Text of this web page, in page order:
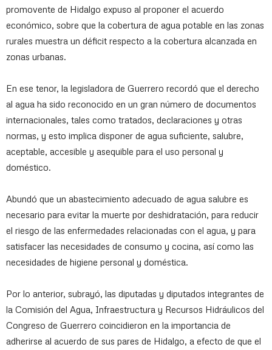
promovente de Hidalgo expuso al proponer el acuerdo
económico, sobre que la cobertura de agua potable en las zonas
rurales muestra un déficit respecto a la cobertura alcanzada en
zonas urbanas.
En ese tenor, la legisladora de Guerrero recordó que el derecho
al agua ha sido reconocido en un gran número de documentos
internacionales, tales como tratados, declaraciones y otras
normas, y esto implica disponer de agua suficiente, salubre,
aceptable, accesible y asequible para el uso personal y
doméstico.
Abundó que un abastecimiento adecuado de agua salubre es
necesario para evitar la muerte por deshidratación, para reducir
el riesgo de las enfermedades relacionadas con el agua, y para
satisfacer las necesidades de consumo y cocina, así como las
necesidades de higiene personal y doméstica.
Por lo anterior, subrayó, las diputadas y diputados integrantes de
la Comisión del Agua, Infraestructura y Recursos Hidráulicos del
Congreso de Guerrero coincidieron en la importancia de
adherirse al acuerdo de sus pares de Hidalgo, a efecto de que el